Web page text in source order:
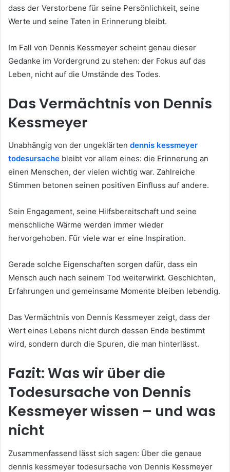
dass der Verstorbene für seine Persönlichkeit, seine
Werte und seine Taten in Erinnerung bleibt.
Im Fall von Dennis Kessmeyer scheint genau dieser
Gedanke im Vordergrund zu stehen: der Fokus auf das
Leben, nicht auf die Umstände des Todes.
Das Vermächtnis von Dennis
Kessmeyer
Unabhängig von der ungeklärten dennis kessmeyer
todesursache bleibt vor allem eines: die Erinnerung an
einen Menschen, der vielen wichtig war. Zahlreiche
Stimmen betonen seinen positiven Einfluss auf andere.
Sein Engagement, seine Hilfsbereitschaft und seine
menschliche Wärme werden immer wieder
hervorgehoben. Für viele war er eine Inspiration.
Gerade solche Eigenschaften sorgen dafür, dass ein
Mensch auch nach seinem Tod weiterwirkt. Geschichten,
Erfahrungen und gemeinsame Momente bleiben lebendig.
Das Vermächtnis von Dennis Kessmeyer zeigt, dass der
Wert eines Lebens nicht durch dessen Ende bestimmt
wird, sondern durch die Spuren, die man hinterlässt.
Fazit: Was wir über die
Todesursache von Dennis
Kessmeyer wissen – und was
nicht
Zusammenfassend lässt sich sagen: Über die genaue
dennis kessmeyer todesursache von Dennis Kessmeyer